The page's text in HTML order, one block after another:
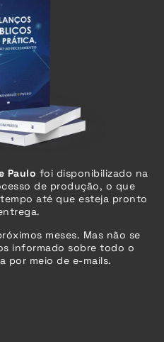
Paulo foi disponibilizado na
de produção, o que
até que esteja pronto
meses. Mas não se
informado sobre todo o
por meio de e-mails.